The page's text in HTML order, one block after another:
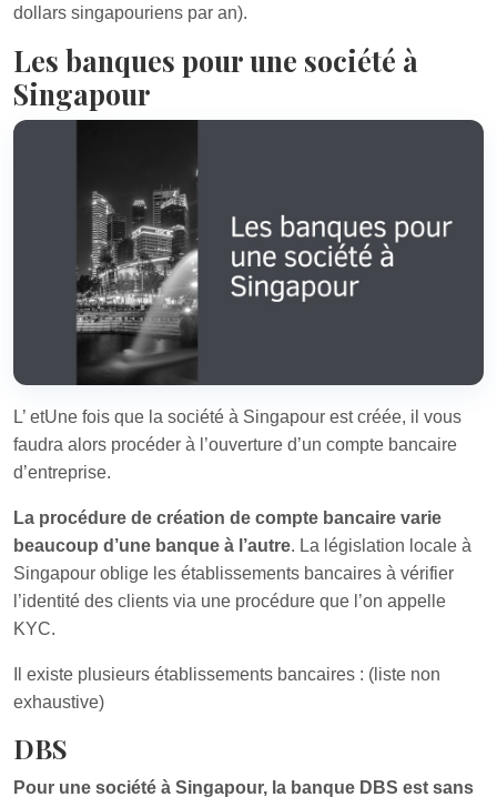
dollars singapouriens par an).
Les banques pour une société à
Singapour
L’ etUne fois que la société à Singapour est créée, il vous
faudra alors procéder à l’ouverture d’un compte bancaire
d’entreprise.
La procédure de création de compte bancaire varie
beaucoup d’une banque à l’autre. La législation locale à
Singapour oblige les établissements bancaires à vérifier
l’identité des clients via une procédure que l’on appelle
KYC.
Il existe plusieurs établissements bancaires : (liste non
exhaustive)
DBS
Pour une société à Singapour, la banque DBS est sans